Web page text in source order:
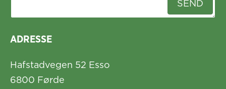
ADRESSE
Hafstadvegen 52 Esso
6800 Førde